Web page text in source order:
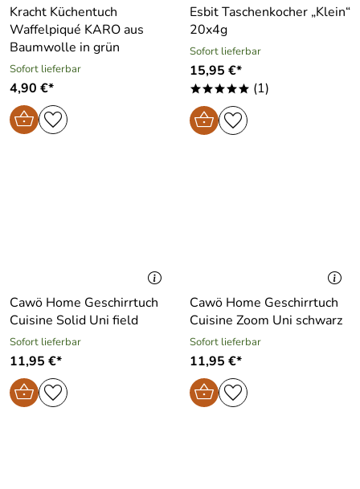
Kracht Küchentuch
Waffelpiqué KARO aus
Baumwolle in grün
Sofort lieferbar
4,90 €*
Esbit Taschenkocher „Klein“
20x4g
Sofort lieferbar
15,95 €*
***** (1)
Cawö Home Geschirrtuch
Cuisine Solid Uni field
Sofort lieferbar
11,95 €*
Cawö Home Geschirrtuch
Cuisine Zoom Uni schwarz
Sofort lieferbar
11,95 €*